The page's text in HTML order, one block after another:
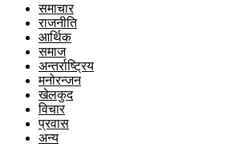
समाचार
राजनीति
आर्थिक
समाज
अन्तर्राष्ट्रिय
मनोरन्जन
खेलकुद
विचार
प्रवास
अन्य